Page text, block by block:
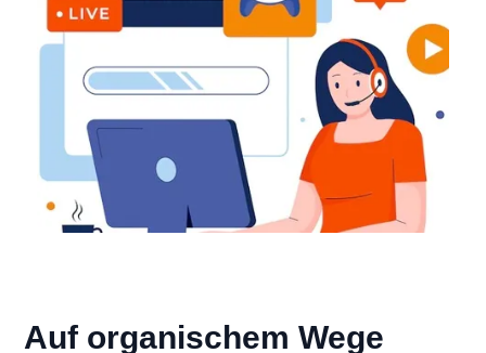
Auf organischem Wege